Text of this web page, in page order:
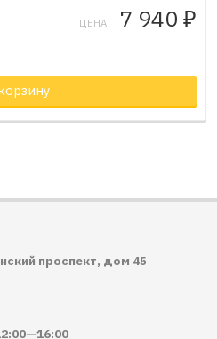
ЦЕНА: 7 940 ₽
проспект, дом 45